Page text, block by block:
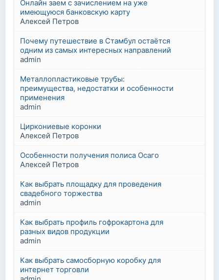
Онлайн заем с зачислением на уже
имеющуюся банковскую карту
Алексей Петров
Почему путешествие в Стамбул остаётся
одним из самых интересных направлений
admin
Металлопластиковые трубы:
преимущества, недостатки и особенности
применения
admin
Циркониевые коронки
Алексей Петров
Особенности получения полиса Осаго
Алексей Петров
Как выбрать площадку для проведения
свадебного торжества
admin
Как выбрать профиль гофрокартона для
разных видов продукции
admin
Как выбрать самосборную коробку для
интернет торговли